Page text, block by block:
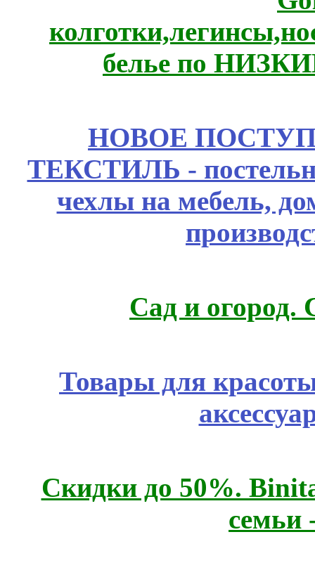
белье по
НОВОЕ
ТЕКСТИЛЬ -
чехлы на мебель,
Сад и огород.
Товары для
Скидки до 50%.
семьи